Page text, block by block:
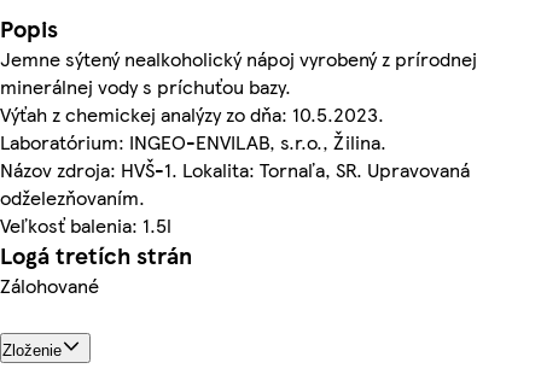
Popis
Jemne sýtený nealkoholický nápoj vyrobený z prírodnej
minerálnej vody s príchuťou bazy.
Výťah z chemickej analýzy zo dňa: 10.5.2023.
Laboratórium: INGEO-ENVILAB, s.r.o., Žilina.
Názov zdroja: HVŠ-1. Lokalita: Tornaľa, SR. Upravovaná
odželezňovaním.
Veľkosť balenia: 1.5l
Logá tretích strán
Zálohované
Zloženie